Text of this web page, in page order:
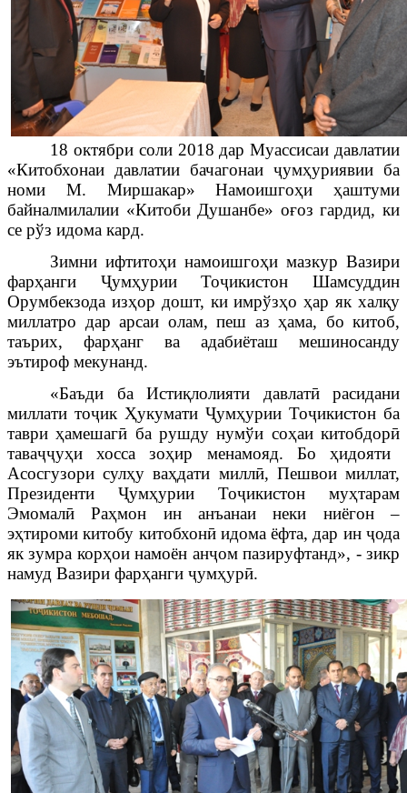
18 октябри соли 2018 дар Муассисаи давлатии
«Китобхонаи давлатии бачагонаи ҷумҳуриявии ба
номи М. Миршакар» Намоишгоҳи ҳаштуми
байналмилалии «Китоби Душанбе» оғоз гардид, ки
се рўз идома кард.
Зимни ифтитоҳи намоишгоҳи мазкур Вазири
фарҳанги Ҷумҳурии Тоҷикистон Шамсуддин
Орумбекзода изҳор дошт, ки имрўзҳоҳар як халқу
миллатро дар арсаи олам, пеш аз ҳама, бо китоб,
таърих, фарҳанг ва адабиёташ мешиносанду
эътироф мекунанд.
«Баъди ба Истиқлолияти давлатӣрасидани
миллати тоҷик Ҳукумати Ҷумҳурии Тоҷикистон ба
тавриҳамешагӣ ба рушду нумўи соҳаи китобдорӣ
таваҷҷуҳи хосса зоҳир менамояд. Бо ҳидояти
Асосгузори сулҳу ваҳдати миллӣ, Пешвои миллат,
Президенти Ҷумҳурии Тоҷикистон муҳтарам
Эмомалӣ Раҳмон ин анъанаи неки ниёгон –
эҳтироми китобу китобхонӣидома ёфта, дар инҷода
як зумра корҳои намоён анҷом пазируфтанд», - зикр
намуд Вазири фарҳанги ҷумҳурӣ.